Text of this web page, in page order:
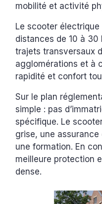
mobilité et activité
Le scooter
distances de 10 à 30
trajets transversaux
agglomérations et à
rapidité et confort
Sur le plan
simple : pas
spécifique. Le
grise, une
une formation. En
meilleure protection
dense.